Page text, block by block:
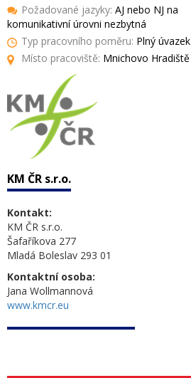
Požadované jazyky: AJ nebo NJ na
komunikativní úrovni nezbytná
Typ pracovního poměru: Plný úvazek
Místo pracoviště: Mnichovo Hradiště
KM ČR s.r.o.
Kontakt:
KM ČR s.r.o.
Šafaříkova 277
Mladá Boleslav 293 01
Kontaktní osoba:
Jana Wollmannová
www.kmcr.eu